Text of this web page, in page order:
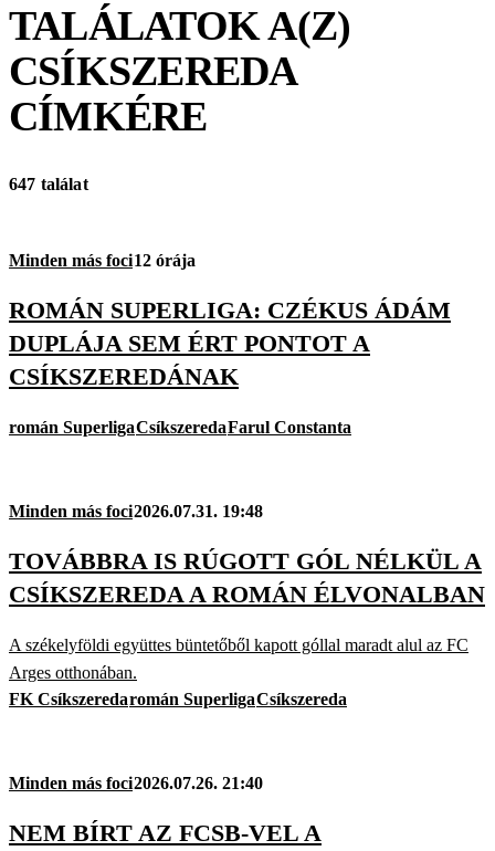
TALÁLATOK A(Z)
CSÍKSZEREDA
CÍMKÉRE
647 találat
Minden más foci12 órája
ROMÁN SUPERLIGA: CZÉKUS ÁDÁM
DUPLÁJA SEM ÉRT PONTOT A
CSÍKSZEREDÁNAK
román SuperligaCsíkszeredaFarul Constanta
Minden más foci2026.07.31. 19:48
TOVÁBBRA IS RÚGOTT GÓL NÉLKÜL A
CSÍKSZEREDA A ROMÁN ÉLVONALBAN
A székelyföldi együttes büntetőből kapott góllal maradt alul az FC
Arges otthonában.
FK Csíkszeredaromán SuperligaCsíkszereda
Minden más foci2026.07.26. 21:40
NEM BÍRT AZ FCSB-VEL A